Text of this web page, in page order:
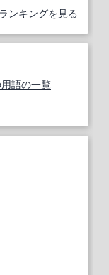
ンキングを見る
語の一覧